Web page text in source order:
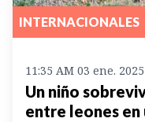
INTERNACIONALES
11:35 AM 03 ene. 2025
Un niño
entre leones en